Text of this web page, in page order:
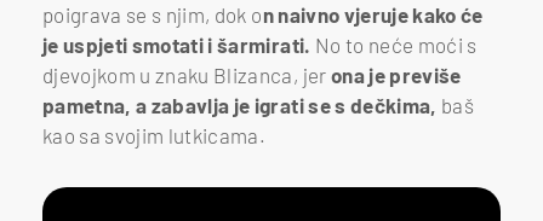
poigrava se s njim, dok on naivno vjeruje kako će
je uspjeti smotati i šarmirati. No to neće moći s
djevojkom u znaku Blizanca, jer ona je previše
pametna, a zabavlja je igrati se s dečkima, baš
kao sa svojim lutkicama.